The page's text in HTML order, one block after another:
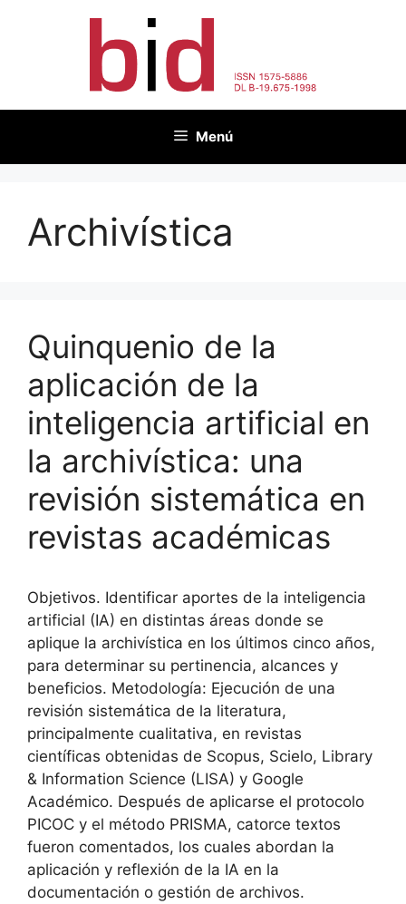
Menú
Archivística
Quinquenio de la
aplicación de la
inteligencia artificial en
la archivística: una
revisión sistemática en
revistas académicas
Objetivos. Identificar aportes de la inteligencia
artificial (IA) en distintas áreas donde se
aplique la archivística en los últimos cinco años,
para determinar su pertinencia, alcances y
beneficios. Metodología: Ejecución de una
revisión sistemática de la literatura,
principalmente cualitativa, en revistas
científicas obtenidas de Scopus, Scielo, Library
& Information Science (LISA) y Google
Académico. Después de aplicarse el protocolo
PICOC y el método PRISMA, catorce textos
fueron comentados, los cuales abordan la
aplicación y reflexión de la IA en la
documentación o gestión de archivos.